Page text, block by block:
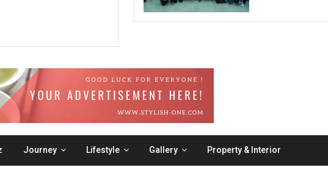
Journey Lifestyle Gallery Property & Interior